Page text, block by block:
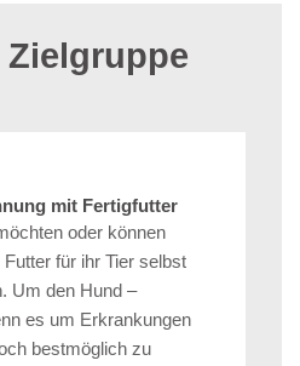
mit Fertigfutter
oder können
für ihr Tier selbst
Um den Hund –
es um Erkrankungen
bestmöglich zu